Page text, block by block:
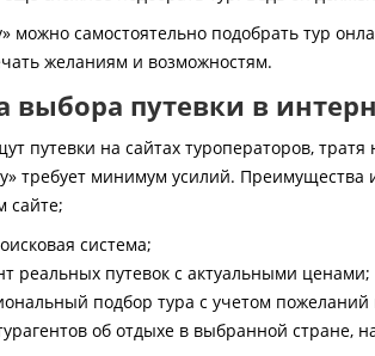
можно самостоятельно подобрать тур
желаниям и возможностям.
путевки в
путевки на сайтах туроператоров,
требует минимум усилий. Преимущества
сайте;
система;
реальных путевок с актуальными ценами;
подбор тура с учетом
об отдыхе в выбранной стране,